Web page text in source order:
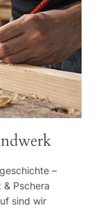
–
& Pschera
sind wir